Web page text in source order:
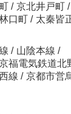
/ 京北井戸町 /
口町 / 太秦皆
/ 山陰本線 /
福電気鉄道北
線 / 京都市営